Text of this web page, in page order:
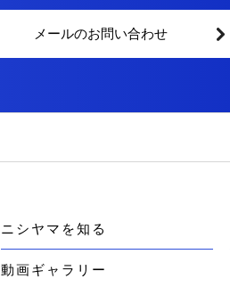
メールのお問い合わせ
ニシヤマを知る
動画ギャラリー